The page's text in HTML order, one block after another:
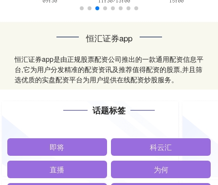
恒汇证券app
恒汇证券app是由正规股票配资公司推出的一款通用配资信息平
台,它为用户分发精准的配资资讯及推荐值得配资的股票,并且筛
选优质的实盘配资平台为用户提供在线配资炒股服务。
话题标签
即将 科云汇
直播 为何